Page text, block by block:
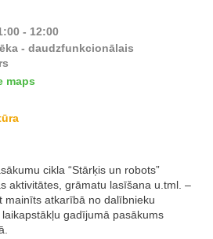
- 12:00
- daudzfunkcionālais
maps
cikla “Stārķis un robots”
aktivitātes, grāmatu lasīšana u.tml. –
mainīts atkarībā no dalībnieku
gadījumā pasākums